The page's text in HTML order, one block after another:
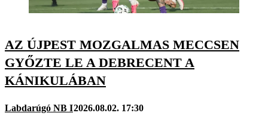
AZ ÚJPEST MOZGALMAS MECCSEN
GYŐZTE LE A DEBRECENT A
KÁNIKULÁBAN
Labdarúgó NB I2026.08.02. 17:30